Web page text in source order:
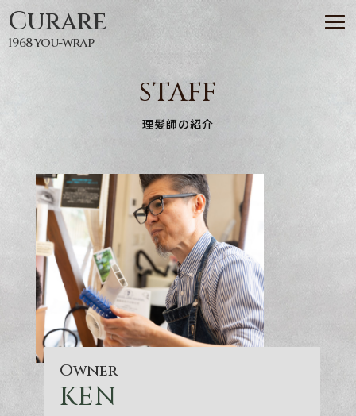
Curare
1968 you-wrap
STAFF
理髪師の紹介
Owner
KEN